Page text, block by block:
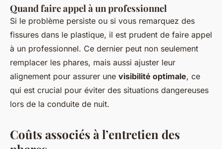
Quand faire appel à un professionnel
Si le problème persiste ou si vous remarquez des
fissures dans le plastique, il est prudent de faire appel
à un professionnel. Ce dernier peut non seulement
remplacer les phares, mais aussi ajuster leur
alignement pour assurer une visibilité optimale, ce
qui est crucial pour éviter des situations dangereuses
lors de la conduite de nuit.
Coûts associés à l’entretien des